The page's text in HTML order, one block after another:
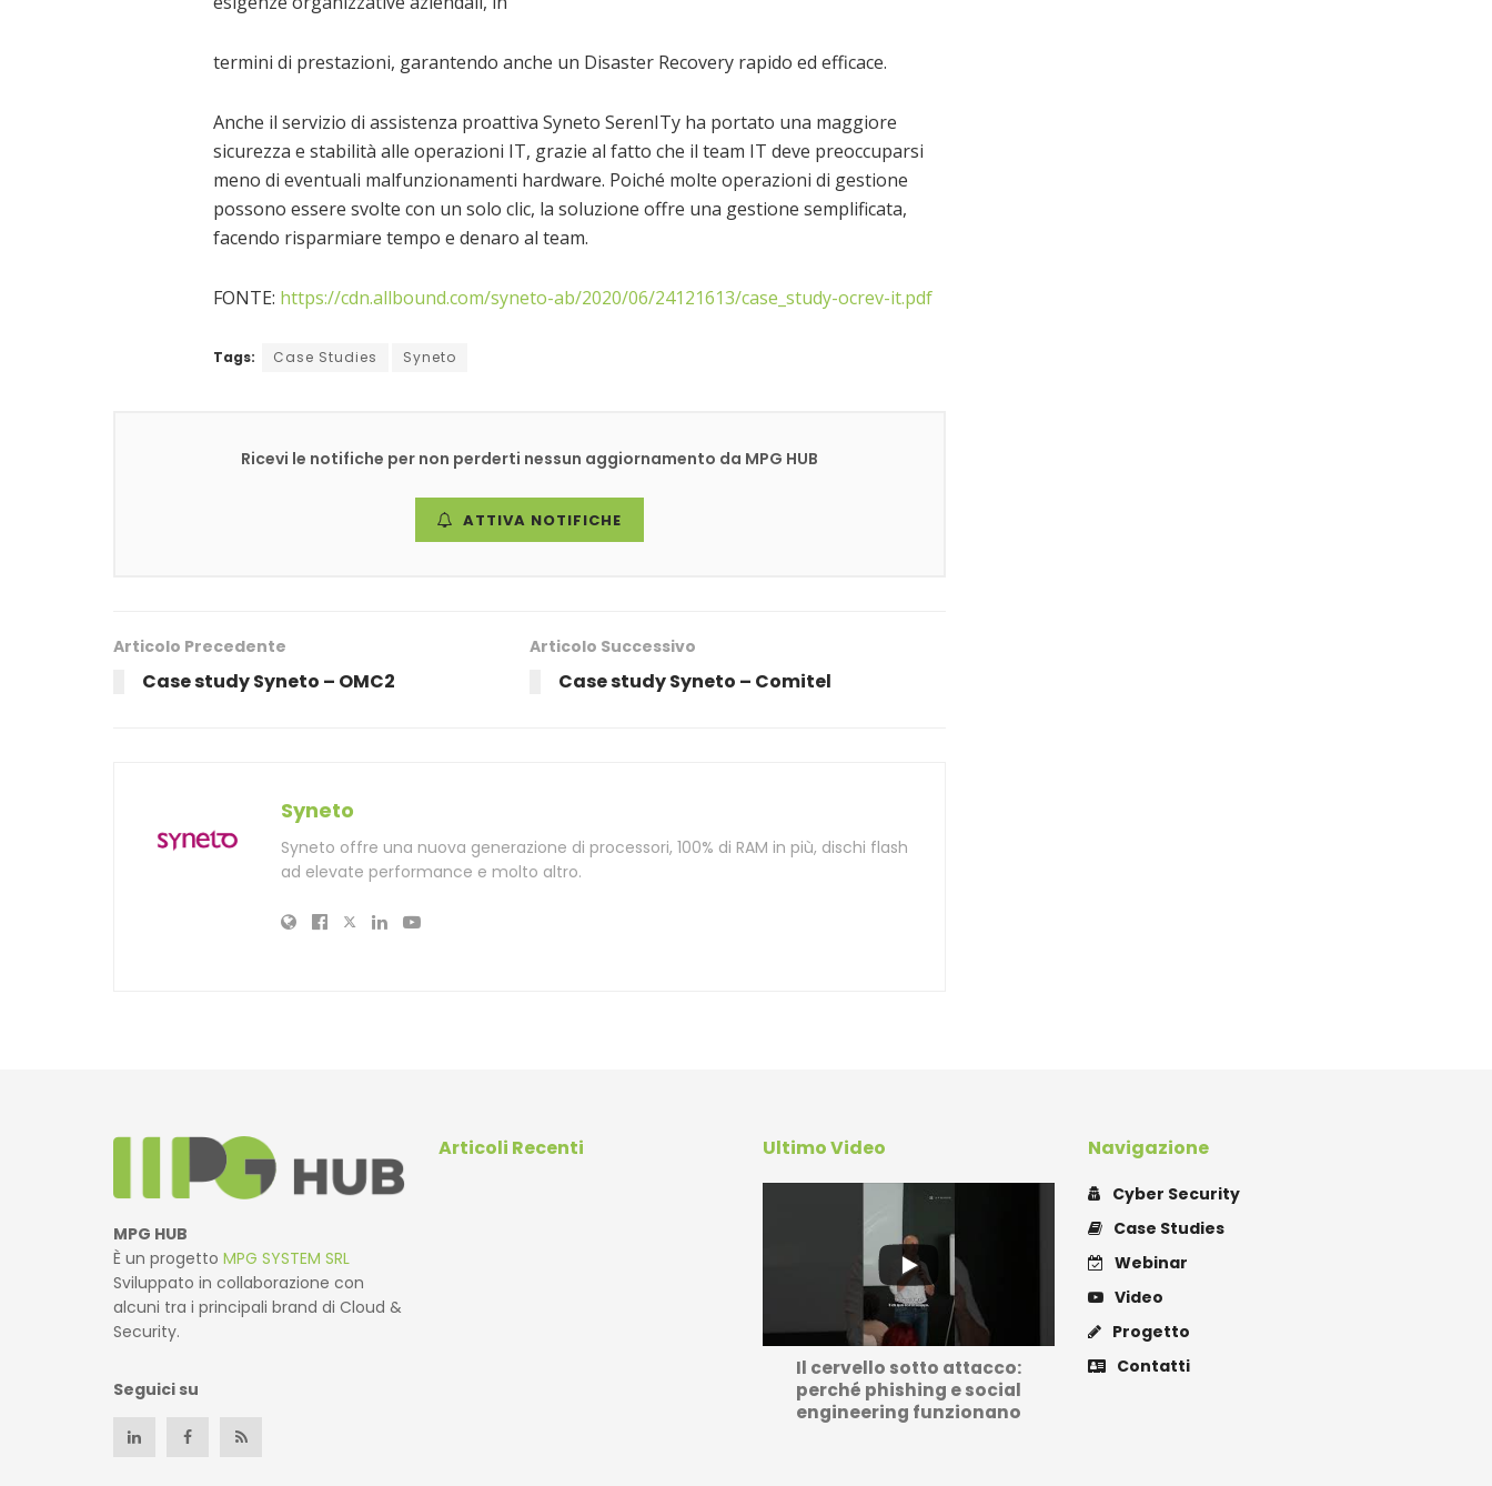
termini di prestazioni, garantendo anche un Disaster Recovery rapido ed efficace.
Anche il servizio di assistenza proattiva Syneto SerenITy ha portato una maggiore
sicurezza e stabilità alle operazioni IT, grazie al fatto che il team IT deve preoccuparsi
meno di eventuali malfunzionamenti hardware. Poiché molte operazioni di gestione
possono essere svolte con un solo clic, la soluzione offre una gestione semplificata,
facendo risparmiare tempo e denaro al team.
FONTE: https://cdn.allbound.com/syneto-ab/2020/06/24121613/case_study-ocrev-it.pdf
Tags: Case Studies Syneto
Ricevi le notifiche per non perderti nessun aggiornamento da MPG HUB
ATTIVA NOTIFICHE
Articolo Precedente
Case study Syneto – OMC2
Articolo Successivo
Case study Syneto – Comitel
Syneto
Syneto offre una nuova generazione di processori, 100% di RAM in più, dischi flash
ad elevate performance e molto altro.
MPG HUB
È un progetto MPG SYSTEM SRL
Sviluppato in collaborazione con
alcuni tra i principali brand di Cloud &
Security.
Seguici su
Articoli Recenti Ultimo Video
Il cervello sotto attacco:
perché phishing e social
engineering funzionano
Navigazione
Cyber Security
Case Studies
Webinar
Video
Progetto
Contatti